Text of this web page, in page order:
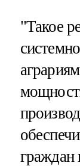
"Такое
граждан